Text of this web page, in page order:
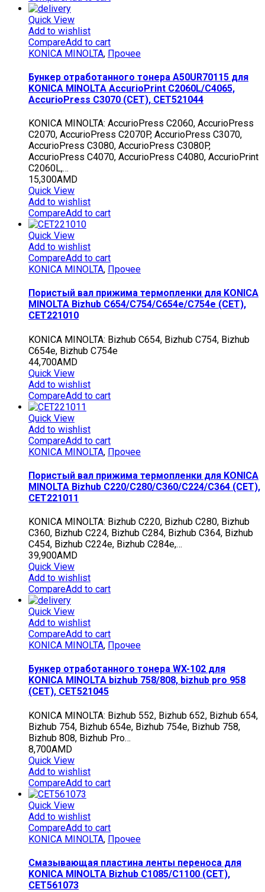
Quick View
Add to wishlist
CompareAdd to cart
KONICA MINOLTA, Прочее
Бункер отработанного тонера A50UR70115 для
KONICA MINOLTA AccurioPrint C2060L/C4065,
AccurioPress C3070 (CET), CET521044
KONICA MINOLTA: AccurioPress C2060, AccurioPress
C2070, AccurioPress C2070P, AccurioPress C3070,
AccurioPress C3080, AccurioPress C3080P,
AccurioPress C4070, AccurioPress C4080, AccurioPrint
C2060L,…
15,300AMD
Quick View
Add to wishlist
CompareAdd to cart
Quick View
Add to wishlist
CompareAdd to cart
KONICA MINOLTA, Прочее
Пористый вал прижима термопленки для KONICA
MINOLTA Bizhub C654/C754/C654e/C754e (CET),
CET221010
KONICA MINOLTA: Bizhub C654, Bizhub C754, Bizhub
C654e, Bizhub C754e
44,700AMD
Quick View
Add to wishlist
CompareAdd to cart
Quick View
Add to wishlist
CompareAdd to cart
KONICA MINOLTA, Прочее
Пористый вал прижима термопленки для KONICA
MINOLTA Bizhub C220/C280/C360/C224/C364 (CET),
CET221011
KONICA MINOLTA: Bizhub C220, Bizhub C280, Bizhub
C360, Bizhub C224, Bizhub C284, Bizhub C364, Bizhub
C454, Bizhub C224e, Bizhub C284e,…
39,900AMD
Quick View
Add to wishlist
CompareAdd to cart
Quick View
Add to wishlist
CompareAdd to cart
KONICA MINOLTA, Прочее
Бункер отработанного тонера WX-102 для
KONICA MINOLTA bizhub 758/808, bizhub pro 958
(CET), CET521045
KONICA MINOLTA: Bizhub 552, Bizhub 652, Bizhub 654,
Bizhub 754, Bizhub 654e, Bizhub 754e, Bizhub 758,
Bizhub 808, Bizhub Pro…
8,700AMD
Quick View
Add to wishlist
CompareAdd to cart
Quick View
Add to wishlist
CompareAdd to cart
KONICA MINOLTA, Прочее
Смазывающая пластина ленты переноса для
KONICA MINOLTA Bizhub C1085/C1100 (CET),
CET561073